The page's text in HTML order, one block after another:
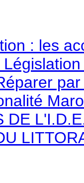
: les
DE